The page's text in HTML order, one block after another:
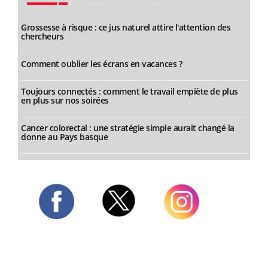
Grossesse à risque : ce jus naturel attire l'attention des
chercheurs
Comment oublier les écrans en vacances ?
Toujours connectés : comment le travail empiète de plus
en plus sur nos soirées
Cancer colorectal : une stratégie simple aurait changé la
donne au Pays basque